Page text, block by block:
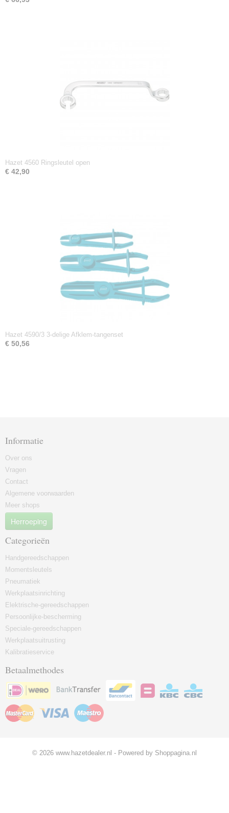
Hazet 4560 Ringsleutel open
€ 42,90
Hazet 4590/3 3-delige Afklem-tangenset
€ 50,56
Informatie
Over ons
Vragen
Contact
Algemene voorwaarden
Meer shops
Herroeping
Categorieën
Handgereedschappen
Momentsleutels
Pneumatiek
Werkplaatsinrichting
Elektrische-gereedschappen
Persoonlijke-bescherming
Speciale-gereedschappen
Werkplaatsuitrusting
Kalibratieservice
Betaalmethodes
© 2026 www.hazetdealer.nl - Powered by Shoppagina.nl